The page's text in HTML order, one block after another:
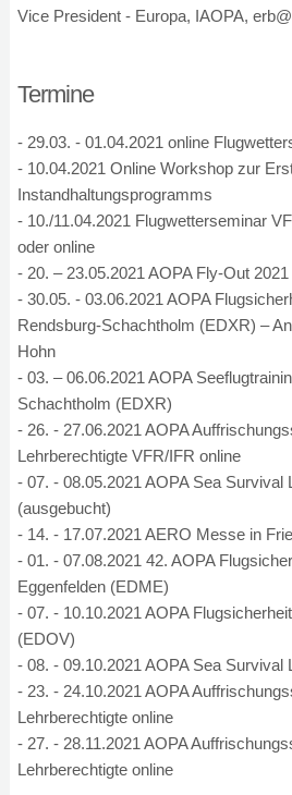
Vice President - Europa, IAOPA,
Termine
- 29.03. - 01.04.2021 online
- 10.04.2021 Online Workshop zur
Instandhaltungsprogramms
- 10./11.04.2021 Flugwetterseminar
oder online
- 20. – 23.05.2021 AOPA Fly-Out
- 30.05. - 03.06.2021 AOPA
Rendsburg-Schachtholm (EDXR) –
Hohn
- 03. – 06.06.2021 AOPA
Schachtholm (EDXR)
- 26. - 27.06.2021 AOPA
Lehrberechtigte VFR/IFR online
- 07. - 08.05.2021 AOPA Sea Survival
(ausgebucht)
- 14. - 17.07.2021 AERO Messe in
- 01. - 07.08.2021 42. AOPA
Eggenfelden (EDME)
- 07. - 10.10.2021 AOPA
(EDOV)
- 08. - 09.10.2021 AOPA Sea Survival
- 23. - 24.10.2021 AOPA
Lehrberechtigte online
- 27. - 28.11.2021 AOPA
Lehrberechtigte online